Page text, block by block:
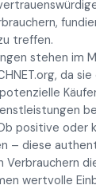
treffen.
stehen im
da
positive oder
– diese
Verbrauchern
wertvolle